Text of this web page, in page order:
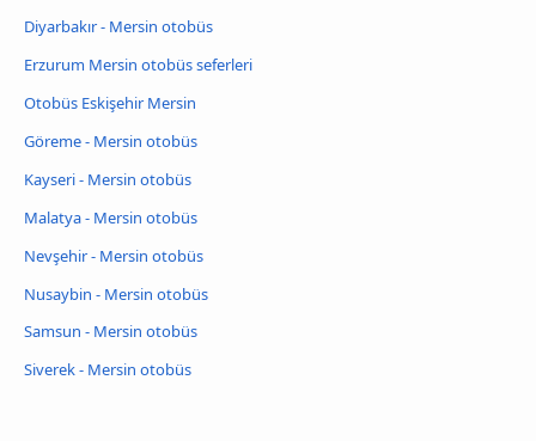
Diyarbakır - Mersin otobüs
Erzurum Mersin otobüs seferleri
Otobüs Eskişehir Mersin
Göreme - Mersin otobüs
Kayseri - Mersin otobüs
Malatya - Mersin otobüs
Nevşehir - Mersin otobüs
Nusaybin - Mersin otobüs
Samsun - Mersin otobüs
Siverek - Mersin otobüs